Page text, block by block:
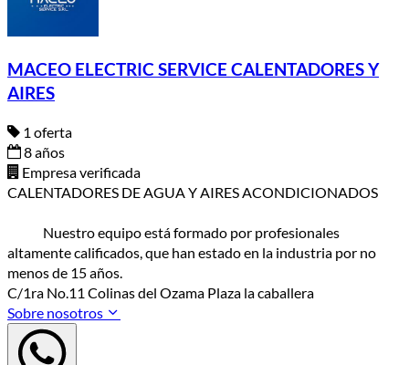
MACEO ELECTRIC SERVICE CALENTADORES Y
AIRES
1 oferta
8 años
Empresa verificada
CALENTADORES DE AGUA Y AIRES ACONDICIONADOS
Nuestro equipo está formado por profesionales
altamente calificados, que han estado en la industria por no
menos de 15 años.
C/1ra No.11 Colinas del Ozama Plaza la caballera
Sobre nosotros